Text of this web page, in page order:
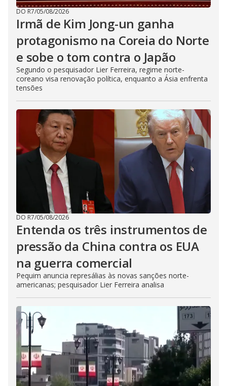
DO R7/05/08/2026
Irmã de Kim Jong-un ganha
protagonismo na Coreia do Norte
e sobe o tom contra o Japão
Segundo o pesquisador Lier Ferreira, regime norte-
coreano visa renovação política, enquanto a Ásia enfrenta
tensões
DO R7/05/08/2026
Entenda os três instrumentos de
pressão da China contra os EUA
na guerra comercial
Pequim anuncia represálias às novas sanções norte-
americanas; pesquisador Lier Ferreira analisa